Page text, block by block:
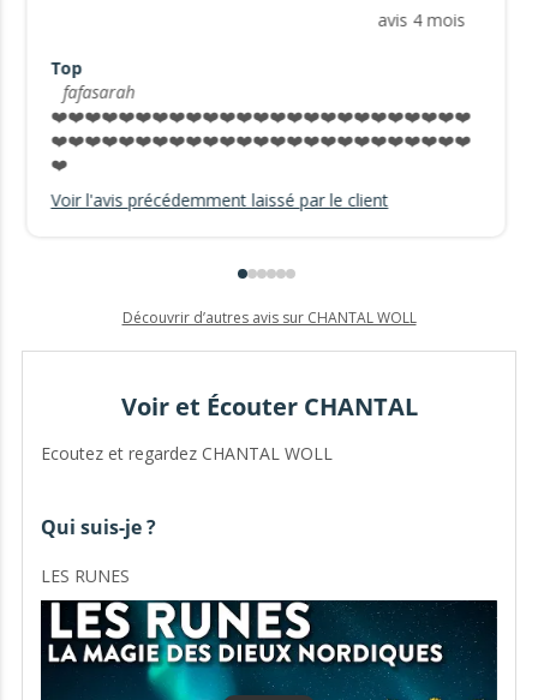
avis 4 mois
Top
fafasarah
❤️❤️❤️❤️❤️❤️❤️❤️❤️❤️❤️❤️❤️❤️❤️❤️❤️❤️❤️❤️❤️❤️❤️❤️❤️
❤️❤️❤️❤️❤️❤️❤️❤️❤️❤️❤️❤️❤️❤️❤️❤️❤️❤️❤️❤️❤️❤️❤️❤️❤️
❤️
Voir l'avis précédemment laissé par le client
Découvrir d’autres avis sur CHANTAL WOLL
Voir et Écouter CHANTAL
Ecoutez et regardez CHANTAL WOLL
Qui suis-je ?
LES RUNES